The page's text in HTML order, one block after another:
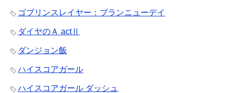
ゴブリンスレイヤー：ブランニューデイ
ダイヤのＡ actⅡ
ダンジョン飯
ハイスコアガール
ハイスコアガール ダッシュ